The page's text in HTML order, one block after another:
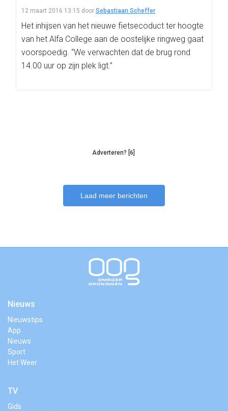
12 maart 2016 13:15 door Sebastiaan Scheffer
Het inhijsen van het nieuwe fietsecoduct ter hoogte
van het Alfa College aan de oostelijke ringweg gaat
voorspoedig. “We verwachten dat de brug rond
14.00 uur op zijn plek ligt.”
Adverteren? [6]
Laad meer berichten
Nieuws
Nieuwstips
App
Nieuws
Sport
Het Weer
TV
Gids